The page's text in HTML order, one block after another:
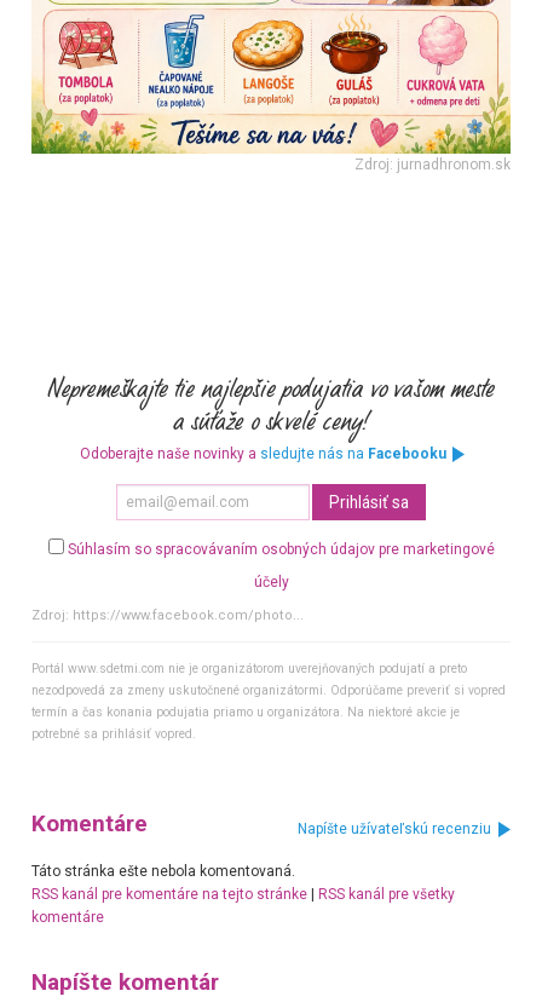
Zdroj: jurnadhronom.sk
Odoberajte naše novinky a sledujte nás na Facebooku
Súhlasím so spracovávaním osobných údajov pre marketingové
účely
Zdroj: https://www.facebook.com/photo...
Portál www.sdetmi.com nie je organizátorom uverejňovaných podujatí a preto
nezodpovedá za zmeny uskutočnené organizátormi. Odporúčame preveriť si vopred
termín a čas konania podujatia priamo u organizátora. Na niektoré akcie je
potrebné sa prihlásiť vopred.
Komentáre Napíšte užívateľskú recenziu
Táto stránka ešte nebola komentovaná.
RSS kanál pre komentáre na tejto stránke| RSS kanál pre všetky
komentáre
Napíšte komentár